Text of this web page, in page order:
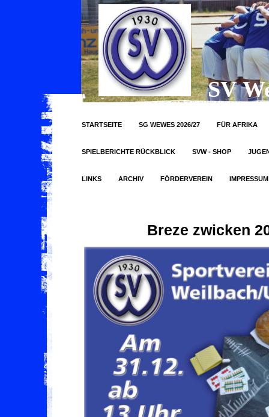
SV
STARTSEITE SG WEWES 2026/27 FÜR AFRIKA
SPIELBERICHTE RÜCKBLICK SVW - SHOP
LINKS ARCHIV FÖRDERVEREIN IMPRESSUM
Breze zwicken